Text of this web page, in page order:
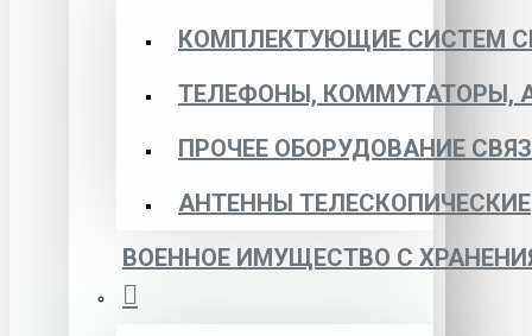
КОМПЛЕКТУЮЩИЕ СИСТЕМ
ТЕЛЕФОНЫ, КОММУТАТОРЫ,
ПРОЧЕЕ ОБОРУДОВАНИЕ
АНТЕННЫ ТЕЛЕСКОПИЧЕСКИЕ
ВОЕННОЕ ИМУЩЕСТВО С